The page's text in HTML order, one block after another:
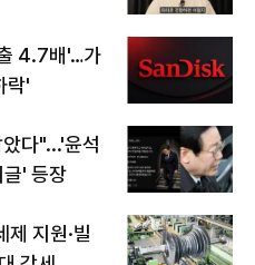
4.7배'…가
락'
다"...'윤석
' 등장
지원·빌